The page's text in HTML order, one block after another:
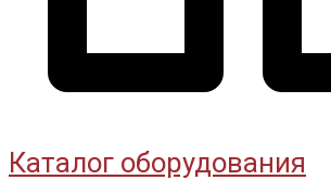
Каталог оборудования